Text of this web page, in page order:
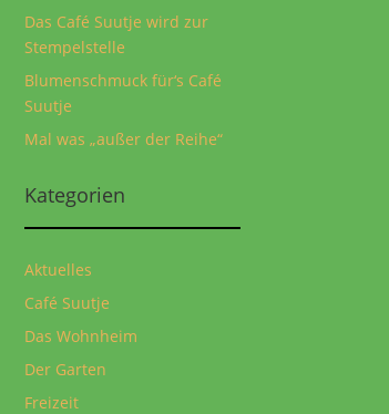
Das Café Suutje wird zur
Stempelstelle
Blumenschmuck für‘s Café
Suutje
Mal was „außer der Reihe“
Kategorien
Aktuelles
Café Suutje
Das Wohnheim
Der Garten
Freizeit